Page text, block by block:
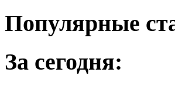
Популярные
За сегодня: